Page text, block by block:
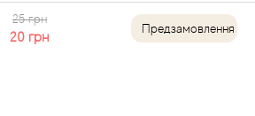
25 грн
20 грн
Предзамовлення